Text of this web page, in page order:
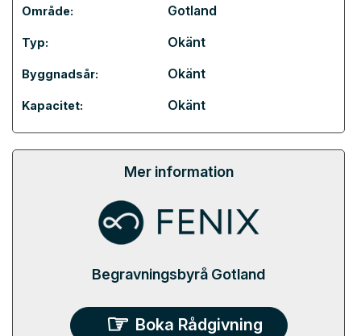
Område: Gotland
Typ: Okänt
Byggnadsår: Okänt
Kapacitet: Okänt
Mer information
Begravningsbyrå Gotland
Boka Rådgivning